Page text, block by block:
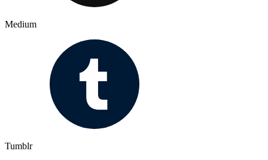
Medium
Tumblr